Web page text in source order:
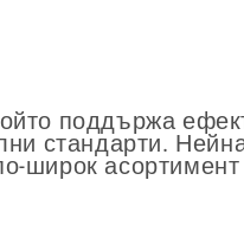
поддържа
стандарти.
широк